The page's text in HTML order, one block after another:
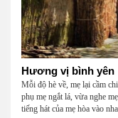
Hương vị bình yên
Mỗi độ hè về, mẹ lại cầm
phụ mẹ ngắt lá, vừa nghe
tiếng hát của mẹ hòa vào